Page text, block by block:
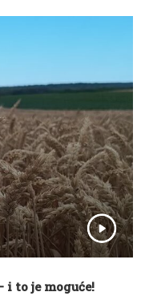
i to je moguće!